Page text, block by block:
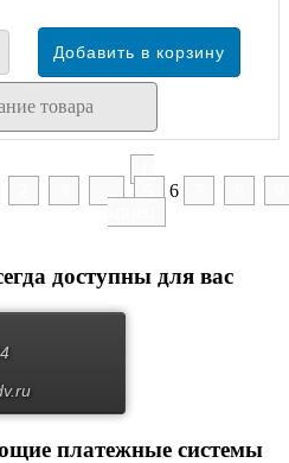
товара
6
доступны для вас
платежные системы